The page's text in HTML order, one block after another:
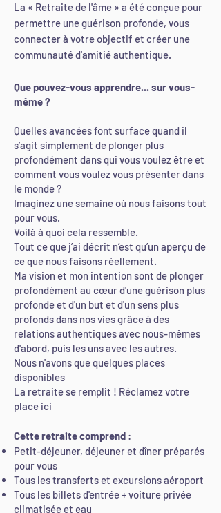
La « Retraite de l'âme » a été conçue pour
permettre une guérison profonde, vous
connecter à votre objectif et créer une
communauté d'amitié authentique.
Que pouvez-vous apprendre... sur vous-
même ?
Quelles avancées font surface quand il
s’agit simplement de plonger plus
profondément dans qui vous voulez être et
comment vous voulez vous présenter dans
le monde ?
Imaginez une semaine où nous faisons tout
pour vous.
Voilà à quoi cela ressemble.
Tout ce que j’ai décrit n’est qu’un aperçu de
ce que nous faisons réellement.
Ma vision et mon intention sont de plonger
profondément au cœur d'une guérison plus
profonde et d'un but et d'un sens plus
profonds dans nos vies grâce à des
relations authentiques avec nous-mêmes
d'abord, puis les uns avec les autres.
Nous n'avons que quelques places
disponibles
La retraite se remplit ! Réclamez votre
place ici
Cette retraite comprend :
Petit-déjeuner, déjeuner et dîner préparés
pour vous
Tous les transferts et excursions aéroport
Tous les billets d'entrée + voiture privée
climatisée et eau